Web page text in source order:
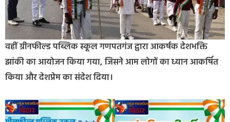
वहीं ग्रीनफील्ड पब्लिक स्कूल गणपतगंज द्वारा आकर्षक देशभक्ति
झांकी का आयोजन किया गया, जिसने आम लोगों का ध्यान आकर्षित
किया और देशप्रेम का संदेश दिया।